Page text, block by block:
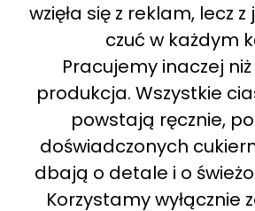
wzięła się z reklam, lecz
czuć w każdym
Pracujemy inaczej
produkcja. Wszystkie
powstają ręcznie,
doświadczonych
dbają o detale i o
Korzystamy wyłącznie